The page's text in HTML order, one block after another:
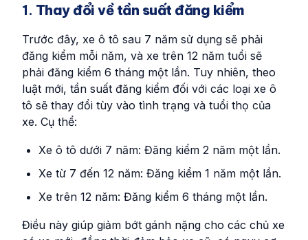
1. Thay đổi về tần suất đăng kiểm
Trước đây, xe ô tô sau 7 năm sử dụng sẽ phải
đăng kiểm mỗi năm, và xe trên 12 năm tuổi sẽ
phải đăng kiểm 6 tháng một lần. Tuy nhiên, theo
luật mới, tần suất đăng kiểm đối với các loại xe ô
tô sẽ thay đổi tùy vào tình trạng và tuổi thọ của
xe. Cụ thể:
Xe ô tô dưới 7 năm: Đăng kiểm 2 năm một lần.
Xe từ 7 đến 12 năm: Đăng kiểm 1 năm một lần.
Xe trên 12 năm: Đăng kiểm 6 tháng một lần.
Điều này giúp giảm bớt gánh nặng cho các chủ xe